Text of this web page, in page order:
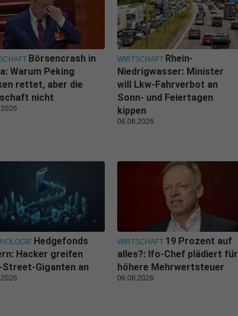
Börsencrash in
Warum Peking
rettet, aber die
nicht
WIRTSCHAFT Rhein-
Niedrigwasser: Minister
will Lkw-Fahrverbot an
Sonn- und Feiertagen
kippen
06.08.2026
Hedgefonds
Hacker greifen
Street-Giganten an
WIRTSCHAFT 19 Prozent auf
alles?: Ifo-Chef plädiert für
höhere Mehrwertsteuer
06.08.2026